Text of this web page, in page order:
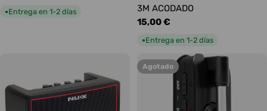
habitual
●Entrega en 1-2 días
3M ACODADO
Precio
habitual
15,00 €
●Entrega en 1-2 días
Agotado